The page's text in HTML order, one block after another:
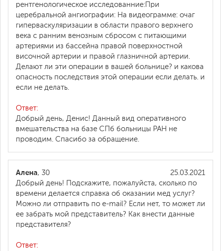
рентгенологическое исследованние:При
церебральной ангиографии: На видеограмме: очаг
гиперваскуляризации в области правого верхнего
века с ранним венозным сбросом с питающими
артериями из бассейна правой поверхностной
височной артерии и правой глазничной артерии.
Делают ли эти операции в вашей больнице? и какова
опасность последствия этой операции если делать. и
если не делать.
Ответ:
Добрый день, Денис! Данный вид оперативного
вмешательства на базе СПб больницы РАН не
проводим. Спасибо за обращение.
25.03.2021
Алена, 30
Добрый день! Подскажите, пожалуйста, сколько по
времени делается справка об оказании мед услуг?
Можно ли отправить по e-mail? Если нет, то может ли
ее забрать мой представитель? Как внести данные
представителя?
Ответ: